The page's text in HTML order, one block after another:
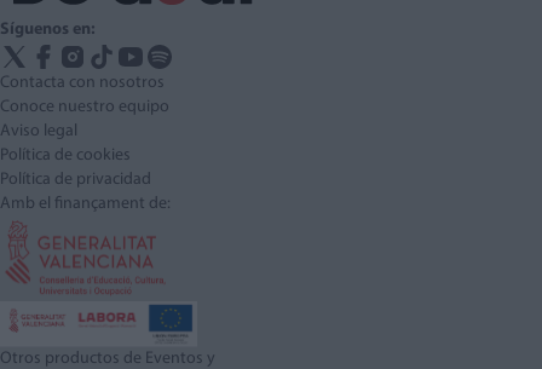
Síguenos en:
Contacta con nosotros
Conoce nuestro equipo
Aviso legal
Política de cookies
Política de privacidad
Amb el finançament de:
Otros productos de Eventos y